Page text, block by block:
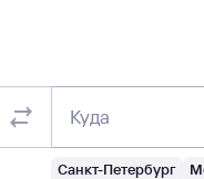
Куда
Санкт-Петербург